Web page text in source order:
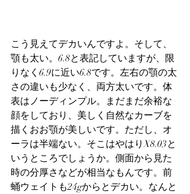
こう見えてデカいんですよ。そして、
顎も太い。6.8と表記していますが、限
りなく6.9に近い6.8です。左右の顎の太
さの違いも少なく、両方太いです。体
表はノーディンプル。まだまだ余裕な
顔をしており、美しく自然なカーブを
描くおお顎が美しいです。ただし、オ
ーラは半端ない。そこはやはりX8.03と
いうところでしょうか。側面から見た
時の分厚さなどが相当なもんです。前
蛹ウェイトも24gからとデカい。なんと